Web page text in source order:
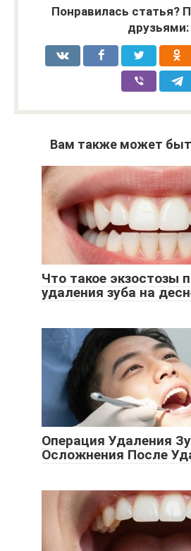
Понравилась статья?
друзьями:
Вам также может
Что такое экзостозы
удаления зуба на
Операция Удаления
Осложнения После